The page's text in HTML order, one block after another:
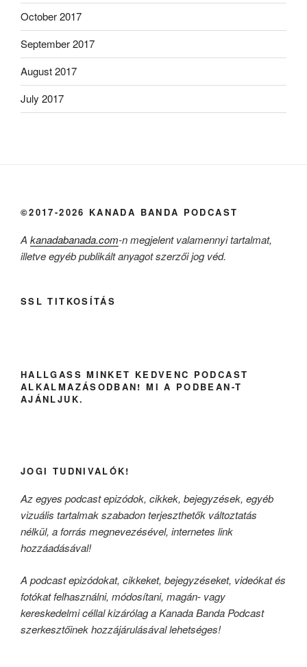
October 2017
September 2017
August 2017
July 2017
©2017-2026 KANADA BANDA PODCAST
A kanadabanada.com-n megjelent valamennyi tartalmat,
illetve egyéb publikált anyagot szerzői jog véd.
SSL TITKOSÍTÁS
HALLGASS MINKET KEDVENC PODCAST
ALKALMAZÁSODBAN! MI A PODBEAN-T
AJÁNLJUK.
JOGI TUDNIVALÓK!
Az egyes podcast epizódok, cikkek, bejegyzések, egyéb
vizuális tartalmak szabadon terjeszthetők változtatás
nélkül, a forrás megnevezésével, internetes link
hozzáadásával!
A podcast epizódokat, cikkeket, bejegyzéseket, videókat és
fotókat felhasználni, módosítani, magán- vagy
kereskedelmi céllal kizárólag a Kanada Banda Podcast
szerkesztőinek hozzájárulásával lehetséges!